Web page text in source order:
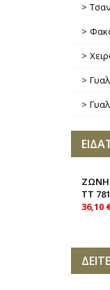
ΖΩΝΗ
TT
36,10